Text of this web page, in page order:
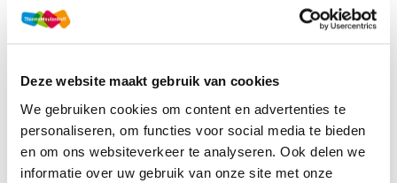
Deze website maakt gebruik van cookies
We gebruiken cookies om content en advertenties te
personaliseren, om functies voor social media te bieden
en om ons websiteverkeer te analyseren. Ook delen we
informatie over uw gebruik van onze site met onze
Methode
New Interface LRN-line